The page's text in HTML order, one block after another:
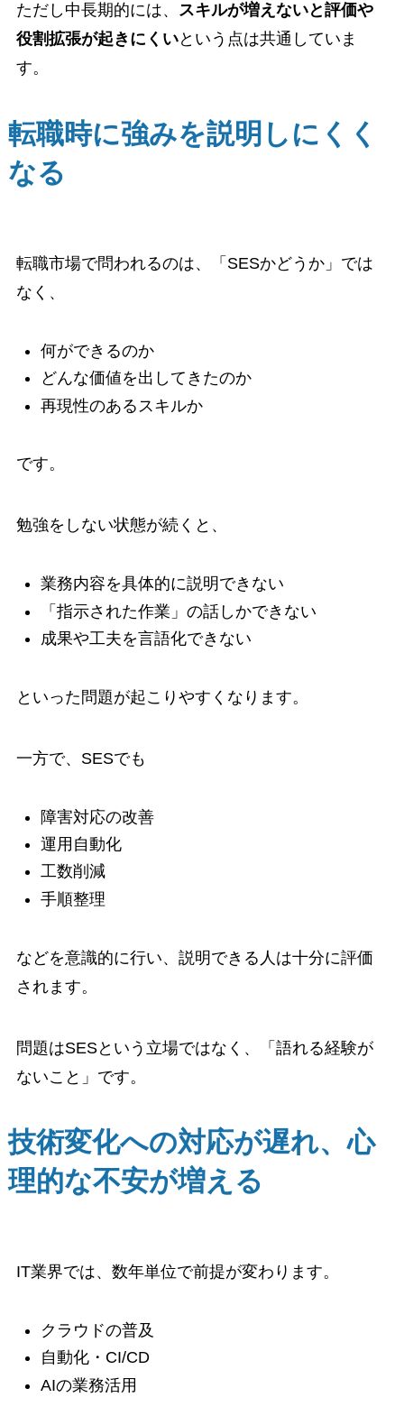
ただし中長期的には、 スキルが増えないと評価や
役割拡張が起きにくいという点は共通していま
す。
転職時に強みを説明しにくく
なる
転職市場で問われるのは、「SESかどうか」では
なく、
何ができるのか
どんな価値を出してきたのか
再現性のあるスキルか
です。
勉強をしない状態が続くと、
業務内容を具体的に説明できない
「指示された作業」の話しかできない
成果や工夫を言語化できない
といった問題が起こりやすくなります。
一方で、SESでも
障害対応の改善
運用自動化
工数削減
手順整理
などを意識的に行い、説明できる人は十分に評価
されます。
問題はSESという立場ではなく、「語れる経験が
ないこと」です。
技術変化への対応が遅れ、心
理的な不安が増える
IT業界では、数年単位で前提が変わります。
クラウドの普及
自動化・CI/CD
AIの業務活用